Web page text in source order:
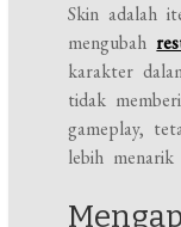
Skin adalah
mengubah
karakter
tidak
gameplay,
lebih